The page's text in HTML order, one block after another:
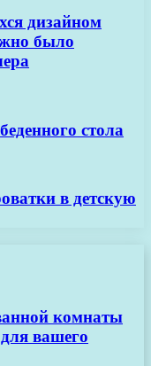
дизайном
было
стола
в детскую
комнаты
вашего